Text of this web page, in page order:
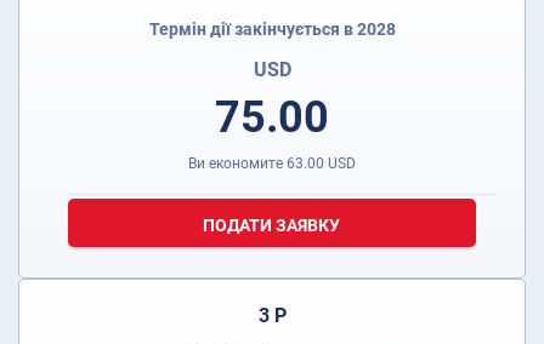
Термін дії закінчується в 2028
USD
75.00
Ви економите 63.00 USD
ПОДАТИ ЗАЯВКУ
3 Р